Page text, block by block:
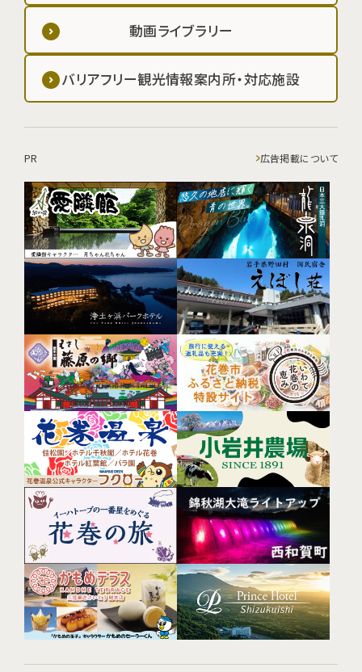
動画ライブラリー
バリアフリー観光情報案内所・対応施設
PR 広告掲載について